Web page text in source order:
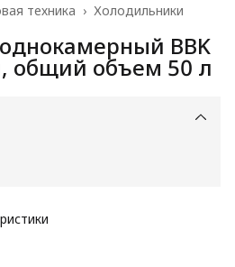
Холодильники
техника ›
BBK
общий объем 50 л